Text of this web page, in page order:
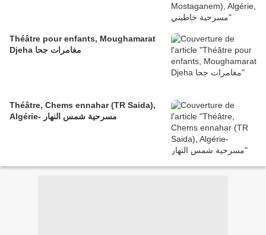
Théâtre pour enfants, Moughamarat
Djeha مغامرات جحا
Théâtre, Chems ennahar (TR Saida),
Algérie- مسرحية شمس النهار